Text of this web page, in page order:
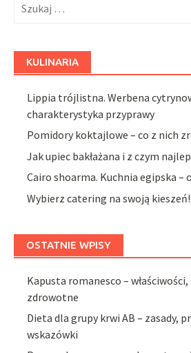
KULINARIA
Lippia trójlistna. Werbena
charakterystyka przyprawy
Pomidory koktajlowe – co z nich
Jak upiec bakłażana i z czym
Cairo shoarma. Kuchnia egipska
Wybierz catering na swoją kieszeń!
OSTATNIE WPISY
Kapusta romanesco –
zdrowotne
Dieta dla grupy krwi AB – zasady,
wskazówki